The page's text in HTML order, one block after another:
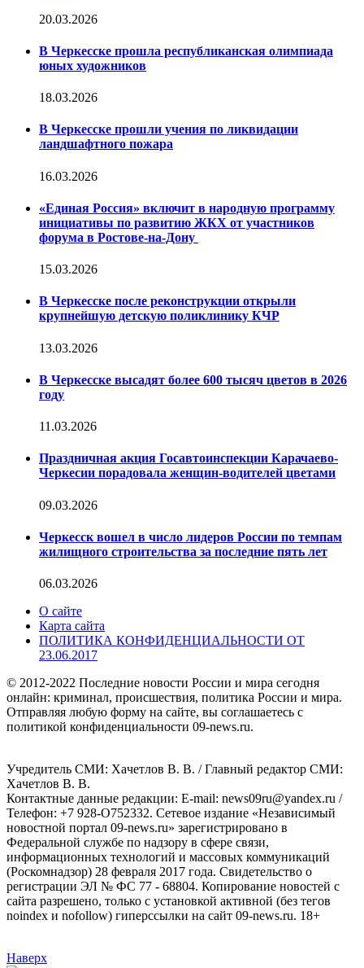
20.03.2026
В Черкесске прошла республиканская олимпиада
юных художников
18.03.2026
В Черкесске прошли учения по ликвидации
ландшафтного пожара
16.03.2026
«Единая Россия» включит в народную программу
инициативы по развитию ЖКХ от участников
форума в Ростове-на-Дону
15.03.2026
В Черкесске после реконструкции открыли
крупнейшую детскую поликлинику КЧР
13.03.2026
В Черкесске высадят более 600 тысяч цветов в 2026
году
11.03.2026
Праздничная акция Госавтоинспекции Карачаево-
Черкесии порадовала женщин-водителей цветами
09.03.2026
Черкесск вошел в число лидеров России по темпам
жилищного строительства за последние пять лет
06.03.2026
О сайте
Карта сайта
ПОЛИТИКА КОНФИДЕНЦИАЛЬНОСТИ ОТ
23.06.2017
© 2012-2022 Последние новости России и мира сегодня
онлайн: криминал, происшествия, политика России и мира.
Отправляя любую форму на сайте, вы соглашаетесь с
политикой конфиденциальности 09-news.ru.
Учредитель СМИ: Хaчeтлoв B. B. / Главный редактор СМИ:
Хaчeтлoв B. B.
Контактные данные редакции: E-mail: news09ru@yandex.ru /
Телефон: +7 928-O752332. Сетевое издание «Независимый
новостной портал 09-news.ru» зарегистрировано в
Федеральной службе по надзору в сфере связи,
информационных технологий и массовых коммуникаций
(Роскомнадзор) 28 февраля 2017 года. Свидетельство о
регистрации ЭЛ № ФС 77 - 68804. Копирование новостей с
сайта разрешено, только с установкой активной (без тегов
noindex и nofollow) гиперссылки на сайт 09-news.ru. 18+
Наверх